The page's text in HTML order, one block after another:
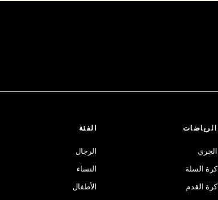
الرياضات
الجري
كرة السلة
كرة القدم
الفئة
الرجال
النساء
الأطفال